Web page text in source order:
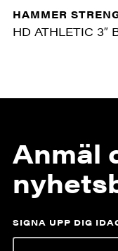
HAMMER
HD ATHLETIC 3″
Anmäl
SIGNA UPP DIG